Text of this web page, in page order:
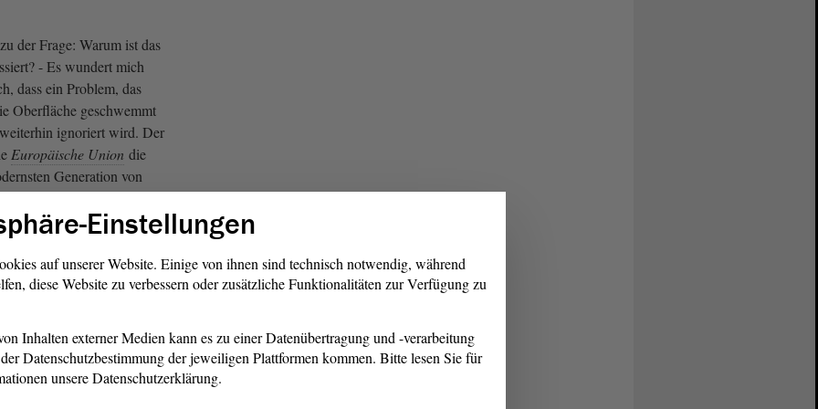
der Frage: Warum ist das
- Es wundert mich
dass ein Problem, das
Oberfläche geschwemmt
ignoriert wird. Der
Europäische Union die
Generation von
haben will, ist genau
Intel jetzt abgesagt hat. Das
Entscheidung, die in
wird; das ist vor allem
die in Washington getroffen
eine Entscheidung, die
„America First“
traurige Nachricht: Diese
Einstellungen
auf unserer Website. Einige von ihnen sind technisch notwendig, während
diese Website zu verbessern oder zusätzliche Funktionalitäten zur Verfügung zu
Inhalten externer Medien kann es zu einer Datenübertragung und -verarbeitung
Datenschutzbestimmung der jeweiligen Plattformen kommen. Bitte lesen Sie für
unsere Datenschutzerklärung.